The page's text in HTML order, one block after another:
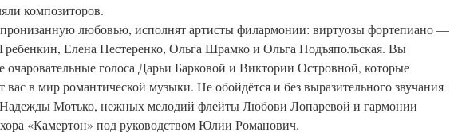
композиторов.
любовью, исполнят артисты филармонии: виртуозы фортепиано —
Елена Нестеренко, Ольга Шрамко и Ольга Подъяпольская. Вы
очаровательные голоса Дарьи Барковой и Виктории Островной, которые
вас в мир романтической музыки. Не обойдётся и без выразительного звучания
Мотько, нежных мелодий флейты Любови Лопаревой и гармонии
хора «Камертон» под руководством Юлии Романович.